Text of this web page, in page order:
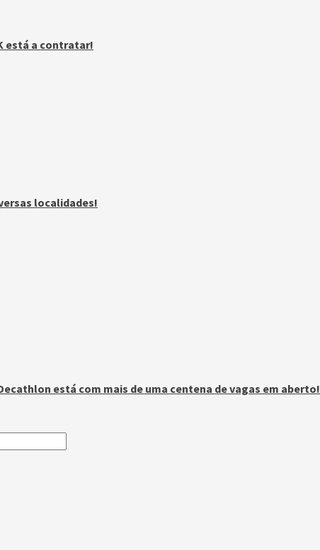
está a contratar!
localidades!
está com mais de uma centena de vagas em aberto!